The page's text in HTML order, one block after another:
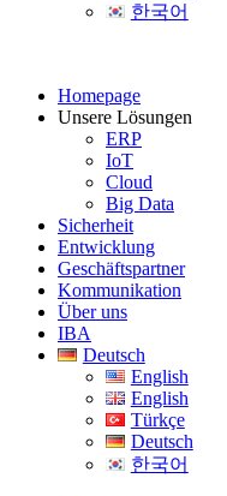
한국어
Homepage
Unsere Lösungen
ERP
IoT
Cloud
Big Data
Sicherheit
Entwicklung
Geschäftspartner
Kommunikation
Über uns
IBA
Deutsch
English
English
Türkçe
Deutsch
한국어